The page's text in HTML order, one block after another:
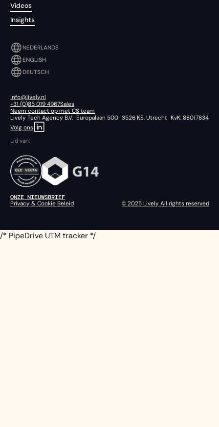
Videos
Insights
NEDERLANDS
ENGLISH
DEUTSCH
info@lively.nl
+31 (0)85 019 4967Sales
Neem contact op met CS team
Lively Tech Agency B.V. Europalaan 500 3526 KS, Utrecht KvK: 88017834
Volg ons
Lid van:
ONZE NIEUWSBRIEF
Privacy & Cookie Beleid
© 2025 Lively All rights reserved
/* PipeDrive UTM tracker */